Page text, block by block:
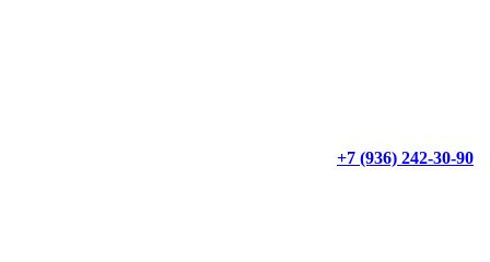
+7 (936) 242-30-90